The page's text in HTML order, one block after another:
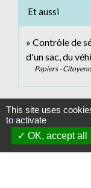
Et aussi
Contrôle de
d'un sac, du
Papiers -
This site uses
to activate
OK, accept all